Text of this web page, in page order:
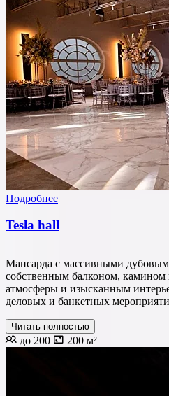
Подробнее
Tesla hall
Мансарда с массивными
собственным балконом, камином
атмосферы и изысканным
деловых и банкетных
Читать полностью
до 200 200 м²